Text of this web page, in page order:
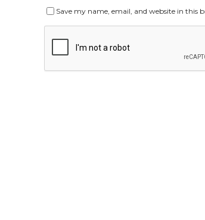
Save my name, email, and website in this